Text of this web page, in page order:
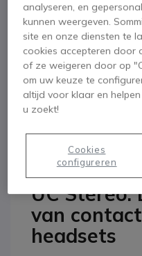
1 x draagtas
Jabra
UC Stereo.
van
headsets
analyseren, en
kunnen weergeven.
site en onze diensten te
cookies accepteren door
of ze weigeren door op
om uw keuze te
altijd voor klaar en
u zoekt!
Cookies
configureren